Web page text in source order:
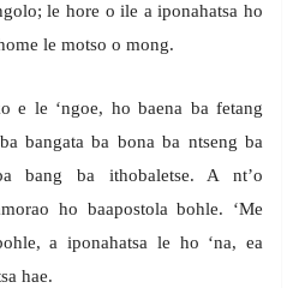
le hore o ile a iponahatsa ho
le motso o mong.
e le ‘ngoe, ho baena ba fetang
bangata ba bona ba ntseng ba
bang ba ithobaletse. A nt’o
ho baapostola bohle. ‘Me
a iponahatsa le ho ‘na, ea
hae.